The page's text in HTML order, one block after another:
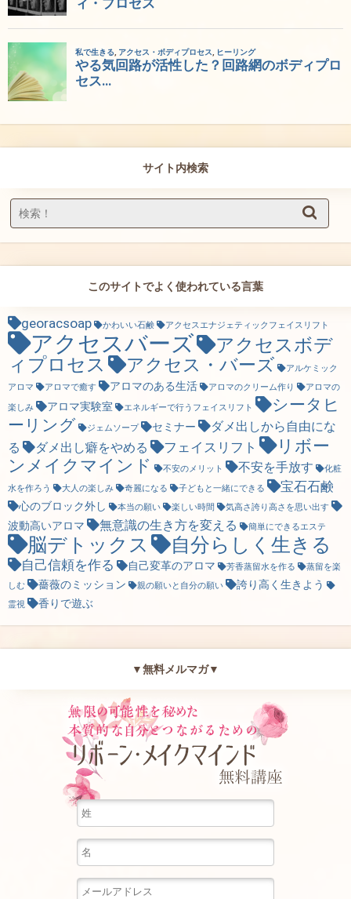
サイト内検索
このサイトでよく使われている言葉
georacsoap かわいい石鹸 アクセスエナジェティックフェイスリフト
アクセスバーズ
アクセスボデ
ィプロセス
アクセス・バーズ
アルケミック
アロマ
アロマで癒す アロマのある生活 アロマのクリーム作り
アロマの
楽しみ
アロマ実験室 エネルギーで行うフェイスリフト
シータヒ
ーリング
ジェムソープ セミナー
ダメ出しから自由にな
る
ダメ出し癖をやめる フェイスリフト
リボー
ンメイクマインド
不安のメリット 不安を手放す
化粧
水を作ろう
大人の楽しみ 奇麗になる 子どもと一緒にできる 宝石石鹸
心のブロック外し 本当の願い 楽しい時間 気高さ誇り高さを思い出す
波動高いアロマ 無意識の生き方を変える 簡単にできるエステ
脳デトックス 自分らしく生きる
自己信頼を作る 自己変革のアロマ 芳香蒸留水を作る
蒸留を楽
しむ
薔薇のミッション 親の願いと自分の願い 誇り高く生きよう
霊視 香りで遊ぶ
▼無料メルマガ▼